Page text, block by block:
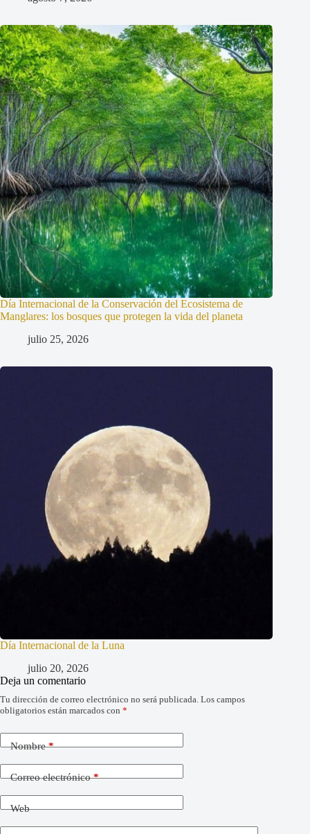
Día Internacional de la Conservación del Ecosistema de
Manglares: los bosques que protegen la vida del planeta
julio 25, 2026
Día Internacional de la Luna
julio 20, 2026
Deja un comentario
Tu dirección de correo electrónico no será publicada. Los campos
obligatorios están marcados con *
Nombre*
Correo electrónico*
Web